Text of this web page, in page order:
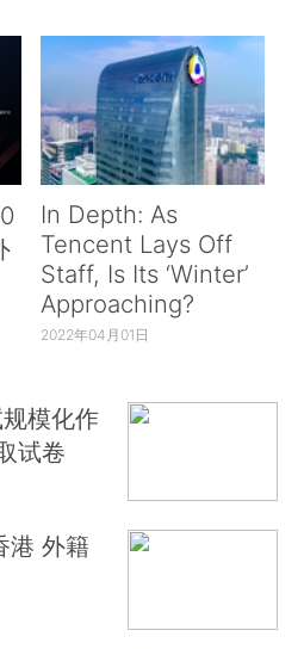
In Depth: As
Tencent Lays Off
Staff, Is Its ‘Winter’
Approaching?
2022年04月01日
模化作
试卷
港 外籍